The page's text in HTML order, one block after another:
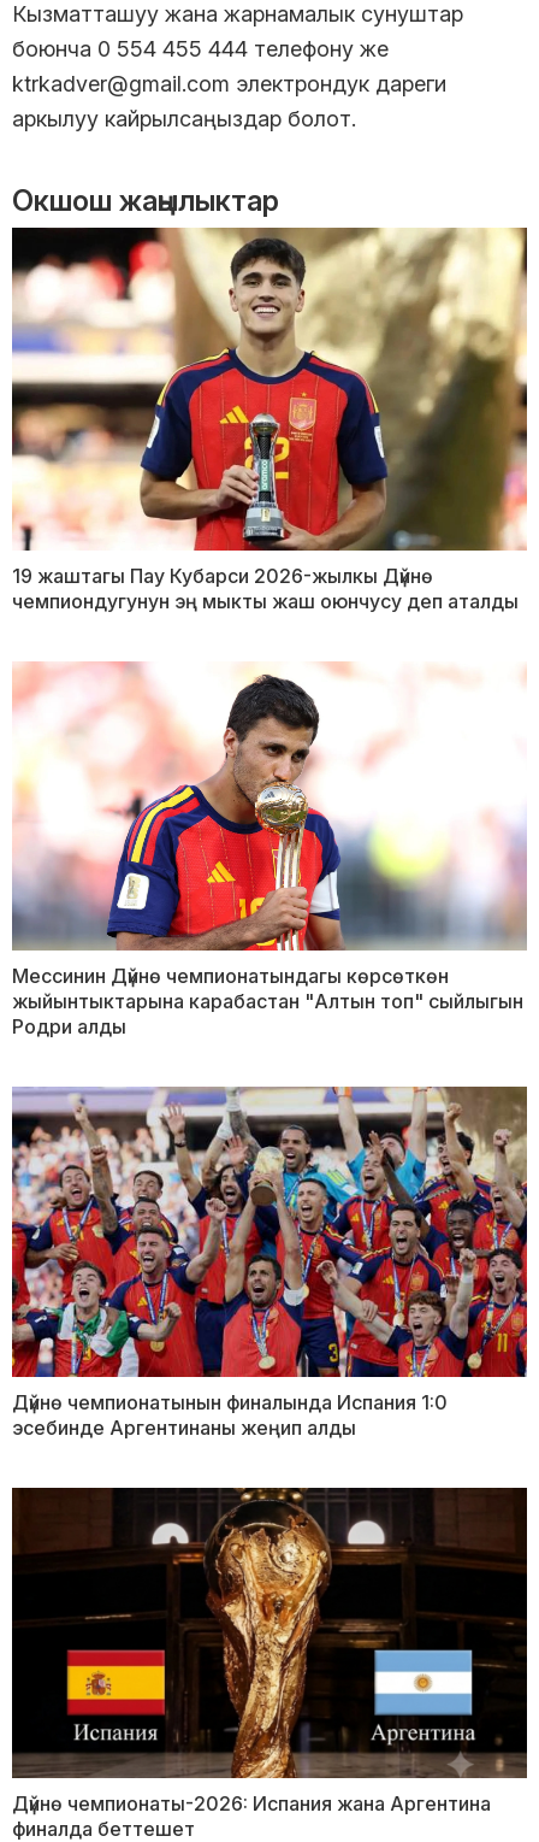
Кызматташуу жана жарнамалык сунуштар
боюнча 0 554 455 444 телефону же
ktrkadver@gmail.com электрондук дареги
аркылуу кайрылсаңыздар болот.
Окшош жаңылыктар
19 жаштагы Пау Кубарси 2026-жылкы Дүйнө
чемпиондугунун эң мыкты жаш оюнчусу деп аталды
Мессинин Дүйнө чемпионатындагы көрсөткөн
жыйынтыктарына карабастан "Алтын топ" сыйлыгын
Родри алды
Дүйнө чемпионатынын финалында Испания 1:0
эсебинде Аргентинаны жеңип алды
Дүйнө чемпионаты-2026: Испания жана Аргентина
финалда беттешет